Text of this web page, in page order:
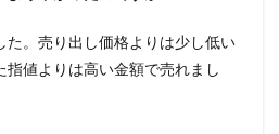
た。売り出し価格よりは少し低い
指値よりは高い金額で売れまし